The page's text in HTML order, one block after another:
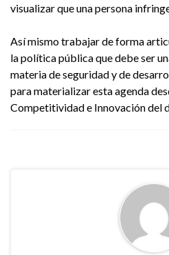
visualizar que una persona
Así mismo trabajar de forma
la política pública que debe ser
materia de seguridad y de
para materializar esta agenda
Competitividad e Innovación del